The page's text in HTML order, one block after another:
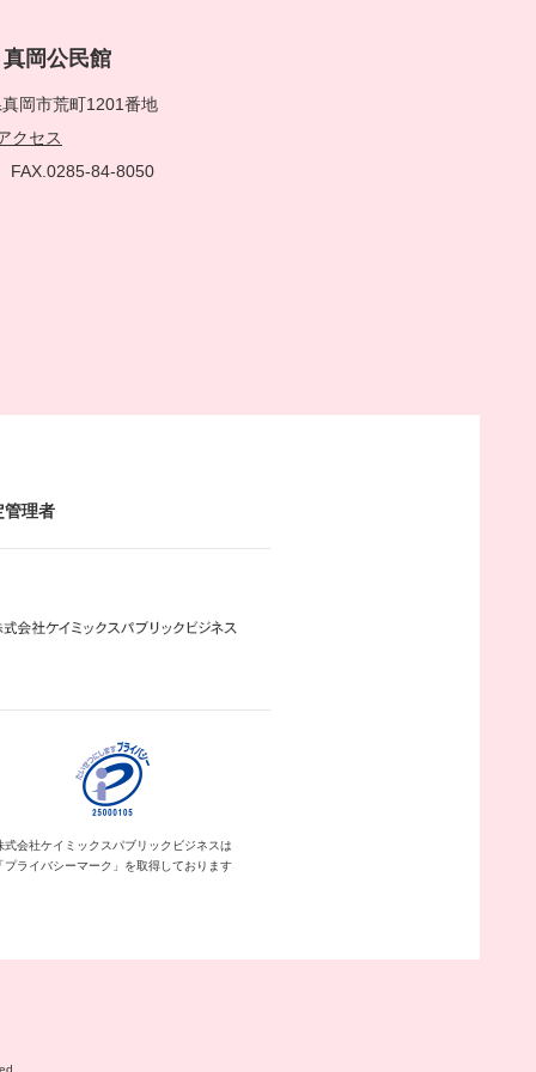
岡公民館
岡市荒町1201番地
クセス
FAX.0285-84-8050
管理者
式会社ケイミックスパブリックビジネスは
プライバシーマーク」を取得しております